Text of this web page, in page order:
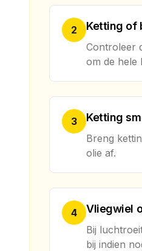
2 Ketting of
Controleer
om de hele
3 Ketting
Breng
olie af.
4 Vliegwiel
Bij
bij indien